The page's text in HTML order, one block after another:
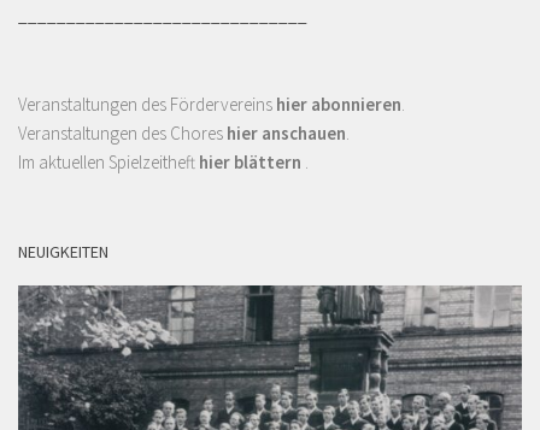
Veranstaltungen des Fördervereins hier abonnieren.
Veranstaltungen des Chores hier anschauen.
Im aktuellen Spielzeitheft hier blättern .
NEUIGKEITEN